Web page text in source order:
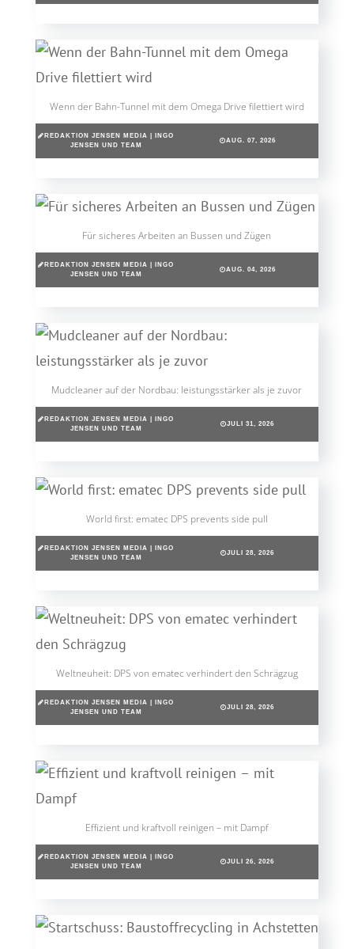
Wenn der Bahn-Tunnel mit dem Omega Drive filettiert wird
REDAKTION JENSEN MEDIA | INGO
JENSEN UND TEAM
AUG. 07, 2026
Für sicheres Arbeiten an Bussen und Zügen
REDAKTION JENSEN MEDIA | INGO
JENSEN UND TEAM
AUG. 04, 2026
Mudcleaner auf der Nordbau: leistungsstärker als je zuvor
REDAKTION JENSEN MEDIA | INGO
JENSEN UND TEAM
JULI 31, 2026
World first: ematec DPS prevents side pull
REDAKTION JENSEN MEDIA | INGO
JENSEN UND TEAM
JULI 28, 2026
Weltneuheit: DPS von ematec verhindert den Schrägzug
REDAKTION JENSEN MEDIA | INGO
JENSEN UND TEAM
JULI 28, 2026
Effizient und kraftvoll reinigen – mit Dampf
REDAKTION JENSEN MEDIA | INGO
JENSEN UND TEAM
JULI 26, 2026